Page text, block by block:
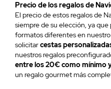
Precio de los regalos de
El precio de estos regalos de
siempre de su elección, ya
formatos diferentes en
solicitarcestas
nuestros regalos
entre los 20€ como mínimo
un regalo gourmet más